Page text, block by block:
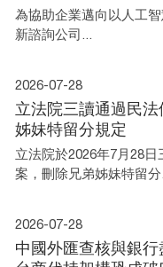
為協助企業邁向以人工
新諮詢公司...
2026-07-28
立法院三讀通過民
姊妹特留分規定
立法院於2026年7月28
案，刪除兄弟姊妹特留分
2026-07-28
中國外匯查核與銀